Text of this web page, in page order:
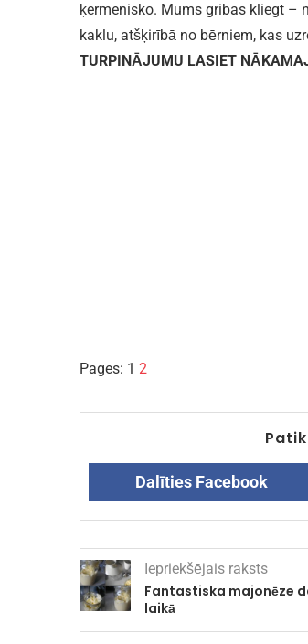
ķermenisko. Mums gribas kliegt –
kaklu, atšķirībā no bērniem, kas
TURPINĀJUMU LASIET
Pages: 1 2
Dalīties Facebook
Iepriekšējais raksts
Fantastiska majonēze
laikā